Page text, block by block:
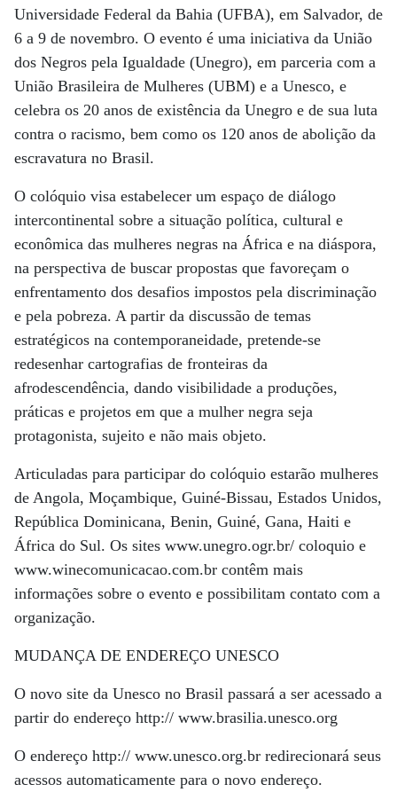
Universidade Federal da Bahia (UFBA), em Salvador, de
6 a 9 de novembro. O evento é uma iniciativa da União
dos Negros pela Igualdade (Unegro), em parceria com a
União Brasileira de Mulheres (UBM) e a Unesco, e
celebra os 20 anos de existência da Unegro e de sua luta
contra o racismo, bem como os 120 anos de abolição da
escravatura no Brasil.
O colóquio visa estabelecer um espaço de diálogo
intercontinental sobre a situação política, cultural e
econômica das mulheres negras na África e na diáspora,
na perspectiva de buscar propostas que favoreçam o
enfrentamento dos desafios impostos pela discriminação
e pela pobreza. A partir da discussão de temas
estratégicos na contemporaneidade, pretende-se
redesenhar cartografias de fronteiras da
afrodescendência, dando visibilidade a produções,
práticas e projetos em que a mulher negra seja
protagonista, sujeito e não mais objeto.
Articuladas para participar do colóquio estarão mulheres
de Angola, Moçambique, Guiné-Bissau, Estados Unidos,
República Dominicana, Benin, Guiné, Gana, Haiti e
África do Sul. Os sites www.unegro.ogr.br/ coloquio e
www.winecomunicacao.com.br contêm mais
informações sobre o evento e possibilitam contato com a
organização.
MUDANÇA DE ENDEREÇO UNESCO
O novo site da Unesco no Brasil passará a ser acessado a
partir do endereço http:// www.brasilia.unesco.org
O endereço http:// www.unesco.org.br redirecionará seus
acessos automaticamente para o novo endereço.